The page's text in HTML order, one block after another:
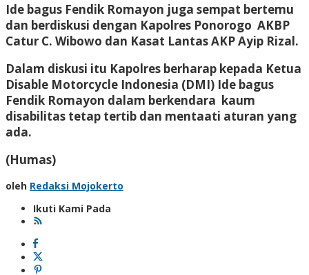
Ide bagus Fendik Romayon juga sempat bertemu
dan berdiskusi dengan Kapolres Ponorogo AKBP
Catur C. Wibowo dan Kasat Lantas AKP Ayip Rizal.
Dalam diskusi itu Kapolres berharap kepada Ketua
Disable Motorcycle Indonesia (DMI) Ide bagus
Fendik Romayon dalam berkendara kaum
disabilitas tetap tertib dan mentaati aturan yang
ada.
(Humas)
oleh Redaksi Mojokerto
Ikuti Kami Pada